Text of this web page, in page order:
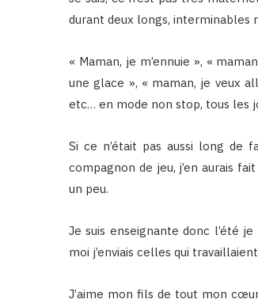
durant deux longs, interminables
« Maman, je m’ennuie », «
une glace », « maman, je veux
etc… en mode non stop, tous les
Si ce n’était pas aussi long de
compagnon de jeu, j’en aurais
un peu.
Je suis enseignante donc l’été
moi j’enviais celles qui
J’aime mon fils de tout mon